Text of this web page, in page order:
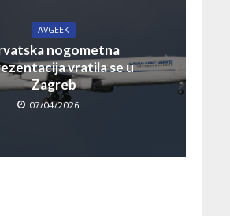
AVGEEK
nogometna
vratila se u
Zagreb
07/04/2026